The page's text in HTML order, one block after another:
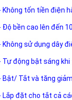
Không tốn tiền điện
Độ bền cao lên đến
Không sử dụng dây
Tự động bật sáng
Bật/ Tắt và tăng
Lắp đặt cho tắt cả